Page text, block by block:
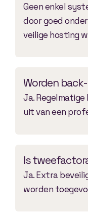
Geen enkel
door goed
veilige hosting
Worden
Ja.
uit van een
Is
Ja. Extra
worden